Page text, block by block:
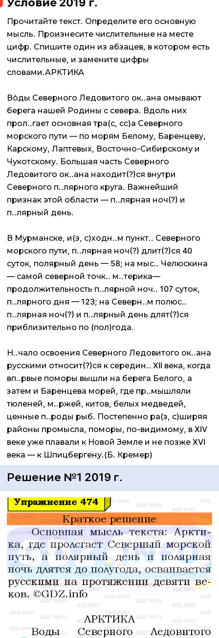
Прочитайте текст. Определите его основную
мысль. Произнесите числительные на месте
цифр. Спишите один из абзацев, в котором есть
числительные, и замените цифры
словами.АРКТИКА
Во́ды Северного Ледовитого ок..ана омывают
берега нашей Родины с севера. Вдоль них
прол..гает основная тра(с, сс)а Северного
морского пути — по морям Белому, Баренцеву,
Карскому, Лаптевых, Восточно-Сибирскому и
Чукотскому. Большая часть Северного
Ледовитого ок..ана находит(?)ся внутри
Северного п..лярного круга. Важнейший
признак этой области — п..лярная ноч(?) и
п..лярный день.
В Мурманске, и(з, с)ходн..м пункт.. Северного
морского пути, п..лярная ноч(?) длит(?)ся 40
суток, полярный день — 58; на мыс.. Челюскина
— самой северной точк.. м..терика—
продолжительность п..лярной ноч.. 107 суток,
п..лярного дня — 123; на Северн..м полюс..
п..лярная ноч(?) и п..лярный день длят(?)ся
приблизительно по (пол)года.
Н..чало освоения Северного Ледовитого ок..ана
русскими относит(?)ся к середин.. XII века, когда
вп..рвые поморы вышли на берега Белого, а
затем и Баренцева морей, где пр..мышляли
тюленей, м..ржей, китов, белых медведей,
ценные п..роды рыб. Постепенно ра(з, с)ширяя
районы промысла, поморы, по-видимому, в XIV
веке уже плавали к Новой Земле и не позже XVI
века — к Шпицбергену.(Б. Кремер)
Решение №1 2019 г.